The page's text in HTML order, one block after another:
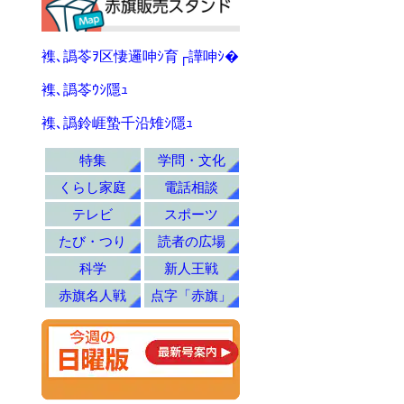
襍､譌苓ｦ区悽邏呻ｼ育┌譁呻ｼ�
襍､譌苓ｳｼ隱ｭ
襍､譌鈴崕蟄千沿雉ｼ隱ｭ
特集
学問・文化
くらし家庭
電話相談
テレビ
スポーツ
たび・つり
読者の広場
科学
新人王戦
赤旗名人戦
点字「赤旗」